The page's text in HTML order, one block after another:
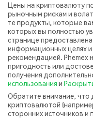
Цены на криптовалюту
рыночным рискам и
те продукты, которые
которых вы полностью
странице
информационных целях и
рекомендацией. Phemex
пригодность или
получения
использования и
Обратите внимание, что
криптовалютой
сторонних источников и